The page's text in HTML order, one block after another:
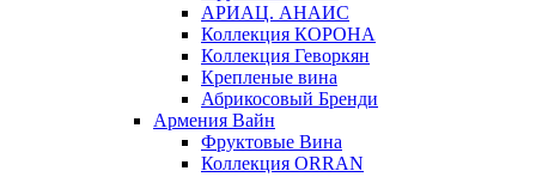
АРИАЦ. АНАИС
Коллекция КОРОНА
Коллекция Геворкян
Крепленые вина
Абрикосовый Бренди
Армения Вайн
Фруктовые Вина
Коллекция ORRAN